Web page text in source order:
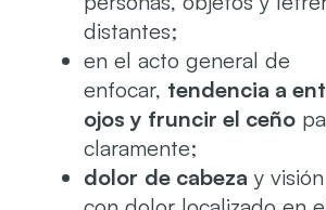
distantes;
en el acto general de
enfocar, tendencia a
ojos y fruncir el ceño
claramente;
dolor de cabeza y